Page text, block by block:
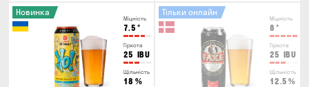
Міцність
7.5 °
Гіркота
25 IBU
Щільність
18 %
Новинка
Міцність
8 °
Гіркота
25 IBU
Щільність
12.5 %
Тільки онлайн